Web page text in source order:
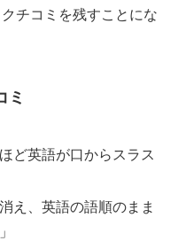
チコミを残すことにな
ミ
ど英語が口からスラス
え、英語の語順のまま